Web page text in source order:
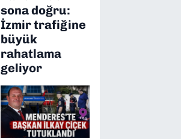
sona doğru:
İzmir trafiğine
büyük
rahatlama
geliyor